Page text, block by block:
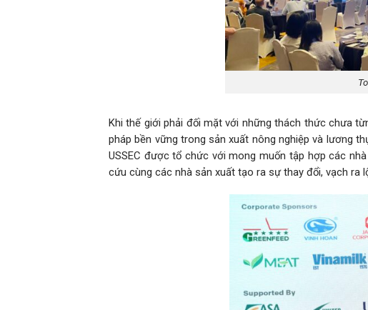
Khi thế giới phải đối mặt với những thách thức chưa
pháp bền vững trong sản xuất nông nghiệp và lương
USSEC được tổ chức với mong muốn tập hợp các
cứu cùng các nhà sản xuất tạo ra sự thay đổi, vạch ra